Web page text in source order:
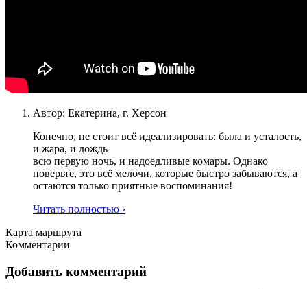
Автор: Екатерина, г. Херсон
Конечно, не стоит всё идеализировать: была и усталость,
и жара, и дождь
всю первую ночь, и надоедливые комары. Однако
поверьте, это всё мелочи, которые быстро забываются, а
остаются только приятные воспоминания!
Читать полностью ›
Карта маршрута
Комментарии
Добавить комментарий